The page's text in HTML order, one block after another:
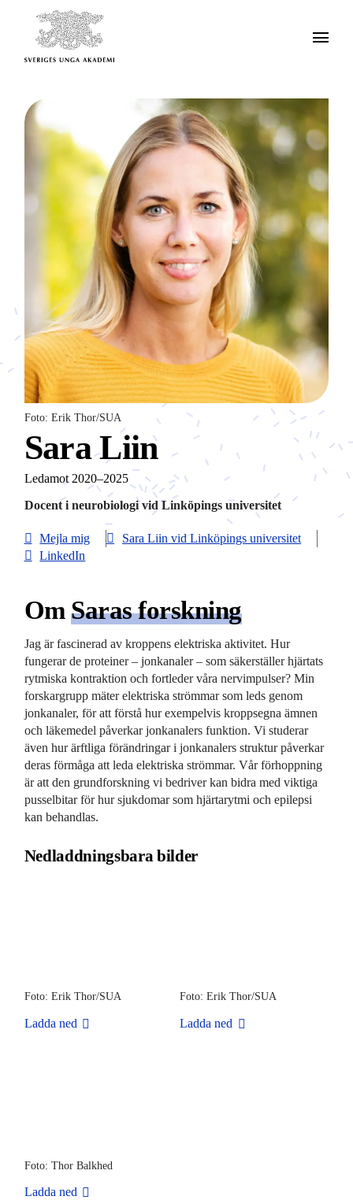
Foto: Erik Thor/SUA
Sara Liin
Ledamot 2020–2025
Docent i neurobiologi vid Linköpings universitet
Mejla mig
Sara Liin vid Linköpings universitet
LinkedIn
OmSaras forskning
Jag är fascinerad av kroppens elektriska aktivitet. Hur
fungerar de proteiner – jonkanaler – som säkerställer hjärtats
rytmiska kontraktion och fortleder våra nervimpulser? Min
forskargrupp mäter elektriska strömmar som leds genom
jonkanaler, för att förstå hur exempelvis kroppsegna ämnen
och läkemedel påverkar jonkanalers funktion. Vi studerar
även hur ärftliga förändringar i jonkanalers struktur påverkar
deras förmåga att leda elektriska strömmar. Vår förhoppning
är att den grundforskning vi bedriver kan bidra med viktiga
pusselbitar för hur sjukdomar som hjärtarytmi och epilepsi
kan behandlas.
Nedladdningsbara bilder
Foto: Erik Thor/SUA
Ladda ned
Foto: Erik Thor/SUA
Ladda ned
Foto: Thor Balkhed
Ladda ned